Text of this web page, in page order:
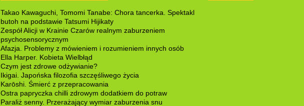
Takao Kawaguchi, Tomomi Tanabe: Chora tancerka. Spektakl
butoh na podstawie Tatsumi Hijikaty
Zespół Alicji w Krainie Czarów realnym zaburzeniem
psychosensorycznym
Afazja. Problemy z mówieniem i rozumieniem innych osób
Ella Harper. Kobieta Wielbłąd
Czym jest zdrowe odżywianie?
Ikigai. Japońska filozofia szczęśliwego życia
Karōshi. Śmierć z przepracowania
Ostra papryczka chilli zdrowym dodatkiem do potraw
Paraliż senny. Przerażający wymiar zaburzenia snu